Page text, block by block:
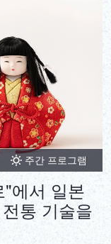
주간 프로그램
에서 일본
통 기술을